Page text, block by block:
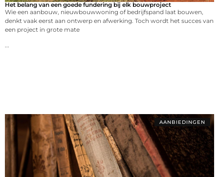
Het belang van een goede fundering bij elk bouwproject
Wie een aanbouw, nieuwbouwwoning of bedrijfspand laat bouwen,
denkt vaak eerst aan ontwerp en afwerking. Toch wordt het succes van
een project in grote mate
...
AANBIEDINGEN